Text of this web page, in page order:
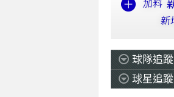
球隊追蹤
球星追蹤